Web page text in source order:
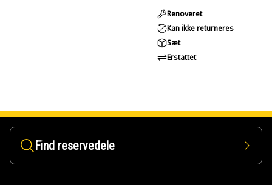
Renoveret
Kan ikke returneres
Sæt
Erstattet
Find reservedele